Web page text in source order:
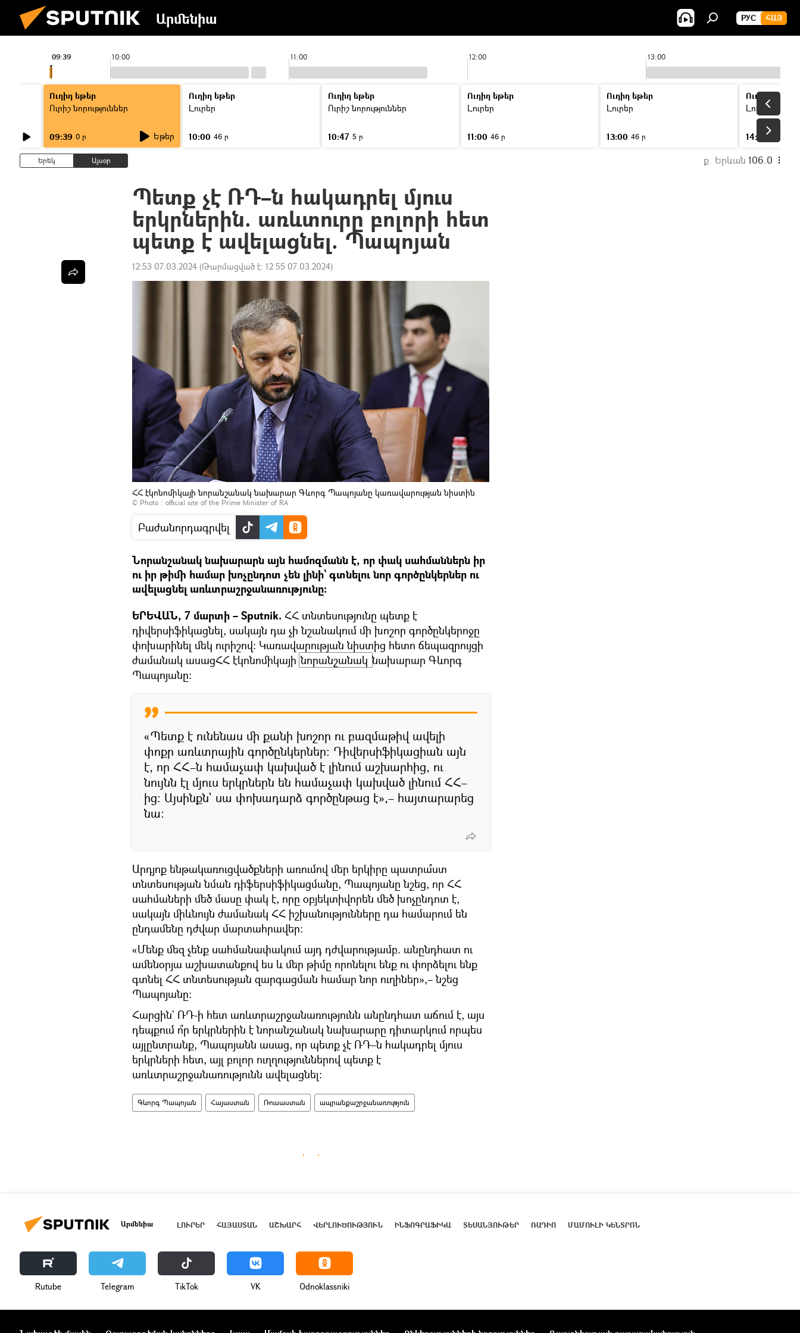
Արմենիա РУС ՀԱՅ
10:00 11:00 12:00 13:00
09:39
Ուղիղ եթեր
Ուրիշ նորություններ
09:39 0 ր Եթեր
Ուղիղ եթեր
Լուրեր
10:00 46 ր
Ուղիղ եթեր
Ուրիշ նորություններ
10:47 5 ր
Ուղիղ եթեր
Լուրեր
11:00 46 ր
Ուղիղ եթեր
Լուրեր
13:00 46 ր
Ուղիղ եթեր
Լուրեր
14:00
Երեկ Այսօր ք. Երևան 106.0
Պետք չէ ՌԴ–ն հակադրել մյուս
երկրներին. առևտուրը բոլորի հետ
պետք է ավելացնել. Պապոյան
12:53 07.03.2024 (Թարմացված է: 12:55 07.03.2024)
ՀՀ էկոնոմիկայի նորանշանակ նախարար Գևորգ Պապոյանը կառավարության նիստին
© Photo : official site of the Prime Minister of RA
Բաժանորդագրվել
Նորանշանակ նախարարն այն համոզմանն է, որ փակ սահմաններն իր
ու իր թիմի համար խոչընդոտ չեն լինի` գտնելու նոր գործընկերներ ու
ավելացնել առևտրաշրջանառությունը։
ԵՐԵՎԱՆ, 7 մարտի – Sputnik. ՀՀ տնտեսությունը պետք է
դիվերսիֆիկացնել, սակայն դա չի նշանակում մի խոշոր գործընկերոջը
փոխարինել մեկ ուրիշով։ Կառավարության նիստից հետո ճեպազրույցի
ժամանակ ասացՀՀ էկոնոմիկայի նորանշանակ նախարար Գևորգ
Պապոյանը։
«Պետք է ունենաս մի քանի խոշոր ու բազմաթիվ ավելի
փոքր առևտրային գործընկերներ։ Դիվերսիֆիկացիան այն
է, որ ՀՀ–ն համաչափ կախված է լինում աշխարհից, ու
նույնն էլ մյուս երկրներն են համաչափ կախված լինում ՀՀ–
ից։ Այսինքն` սա փոխադարձ գործընթաց է»,– հայտարարեց
նա։
Արդյոք ենթակառուցվածքների առումով մեր երկիրը պատրա՞ստ
տնտեսության նման դիֆերսիֆիկացմանը, Պապոյանը նշեց, որ ՀՀ
սահմաների մեծ մասը փակ է, որը օբյեկտիվորեն մեծ խոչընդոտ է,
սակայն միևնույն ժամանակ ՀՀ իշխանությունները դա համարում են
ընդամենը դժվար մարտահրավեր։
«Մենք մեզ չենք սահմանափակում այդ դժվարությամբ. անընդհատ ու
ամենօրյա աշխատանքով ես և մեր թիմը որոնելու ենք ու փորձելու ենք
գտնել ՀՀ տնտեսության զարգացման համար նոր ուղիներ»,– նշեց
Պապոյանը։
Հարցին` ՌԴ-ի հետ առևտրաշրջանառությունն անընդհատ աճում է, այս
դեպքում ո՞ր երկրներին է նորանշանակ նախարարը դիտարկում որպես
այլընտրանք, Պապոյանն ասաց, որ պետք չէ ՌԴ–ն հակադրել մյուս
երկրների հետ, այլ բոլոր ուղղություններով պետք է
առևտրաշրջանառությունն ավելացնել։
Գևորգ Պապոյան Հայաստան Ռուսաստան ապրանքաշրջանառություն
Արմենիա ԼՈՒՐԵՐ ՀԱՅԱՍՏԱՆ ԱՇԽԱՐՀ ՎԵՐԼՈՒԾՈՒԹՅՈՒՆ ԻՆՖՈԳՐԱՖԻԿԱ ՏԵՍԱՆՅՈՒԹԵՐ ՌԱԴԻՈ ՄԱՄՈՒԼԻ ԿԵՆՏՐՈՆ
Rutube Telegram ТikТоk VK Odnoklassniki